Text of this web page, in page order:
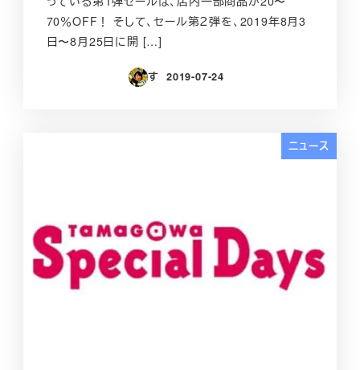
70％OFF！ そして、セール第２弾を、2019年8月3
日〜8月25日に開 […]
す
投稿日
2019-07-24
ニュース